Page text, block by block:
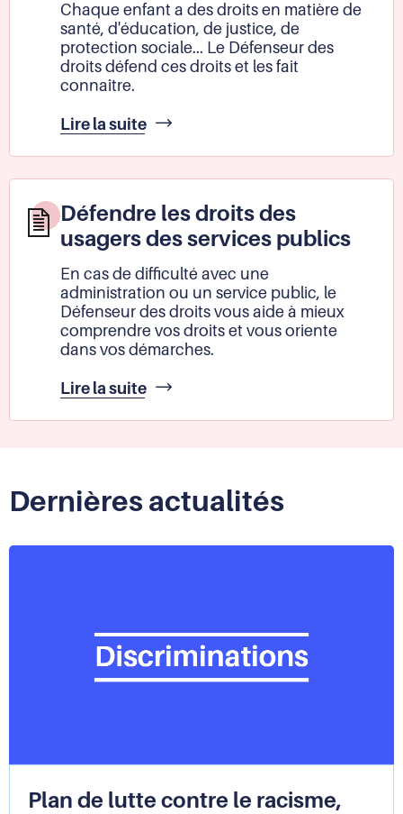
professionnels
de
la
sécurité
Chaque enfant a des droits en matière de
santé, d'éducation, de justice, de
protection sociale... Le Défenseur des
droits défend ces droits et les fait
connaître.
Lire la suite Défendre
promouvoir
les
de
l'enfant
Défendre les droits des
usagers des services publics
En cas de difficulté avec une
administration ou un service public, le
Défenseur des droits vous aide à mieux
comprendre vos droits et vous oriente
dans vos démarches.
Lire la suite Défendre
droits
services
Dernières actualités
Plan de lutte contre le racisme,